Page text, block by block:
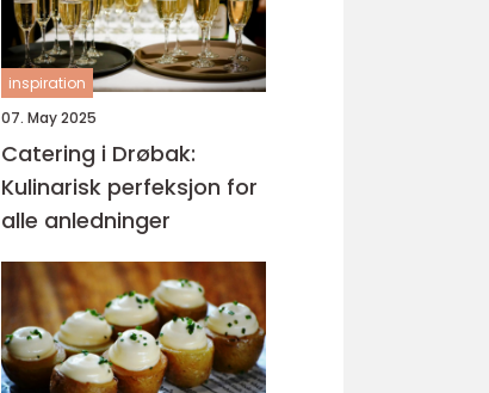
inspiration
07. May 2025
Catering i Drøbak:
Kulinarisk perfeksjon for
alle anledninger